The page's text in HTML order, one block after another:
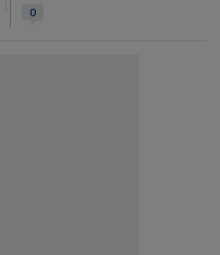
0